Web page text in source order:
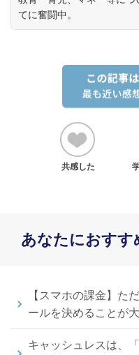
てに奮闘中。
共感した
あなたにおすす
【スマホの課金】
ールを決めることが
キャッシュレスは、